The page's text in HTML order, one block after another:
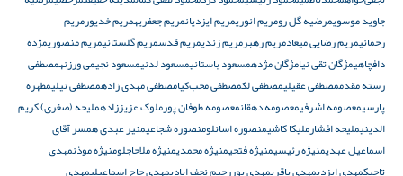
جاوید موسویمرضیه گل رومریم انوریمریم ایزدیانمریم جعفریهمریم خدیورمریم
رحمانیمریم رضایی میعادمریم رهبرمریم زندیمریم قدسمریم گلستانیمریم منصوریمژده
دافچاهیمژگان تقی نیامژگان مژدهمسعود باستانیمسعود لدنیمسعود نجیمی ورزنهمصطفی
رسته مقدممصطفی عقیلیمصطفی لکمصطفی محب‌کیامصطفی مهدی زادهمصطفی نیلیمطهره
پارسیمعصومه اشرفیمعصومه دهقانمعصومه طوفان پورملوک عزیززادهملیحه (صغری) کریم
الدینیملیحه افشارملیکا کاشیمنصوره اسانلومنصوره شجاعیمنیر عبدی همسر آقای
اسماعیل عبدیمنیژه رئیسیمنیژه فتحیمنیژه محمدیمنیژه ملاحاجلومنیژه موذنمهدى
تاجیکمهدی ایزدیمهدی باقریمهدی پوررحیم نجف ابادیمهدی حاج اسماعیلیمهدی